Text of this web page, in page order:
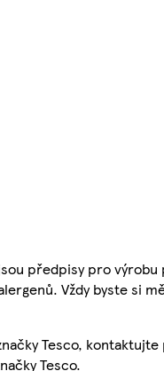
předpisy pro
Vždy byste si
Tesco,
Tesco.